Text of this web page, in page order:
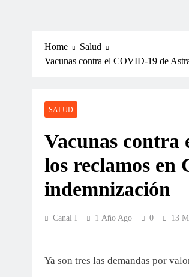
Home
Salud
Vacunas contra el COVID-19 de
SALUD
Vacunas contra
los reclamos en
indemnización
Canal I 1 Año Ago 0 13
Ya son tres las demandas por